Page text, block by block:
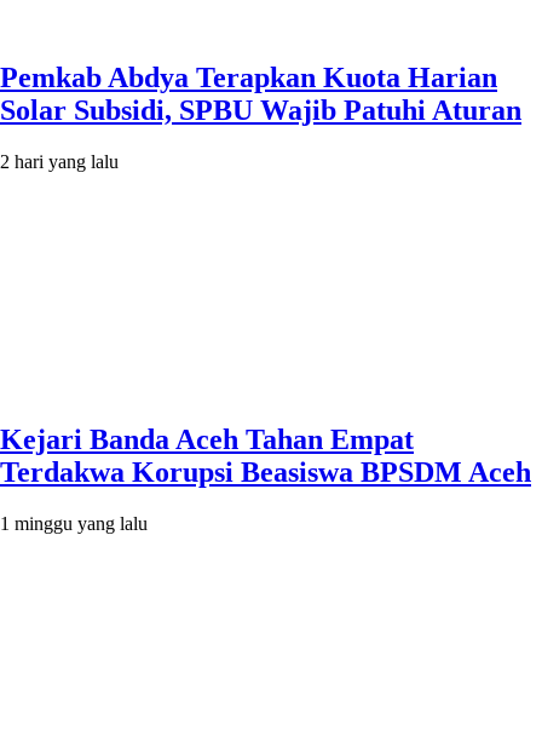
Pemkab Abdya Terapkan Kuota Harian
Solar Subsidi, SPBU Wajib Patuhi Aturan
2 hari yang lalu
Kejari Banda Aceh Tahan Empat
Terdakwa Korupsi Beasiswa BPSDM Aceh
1 minggu yang lalu